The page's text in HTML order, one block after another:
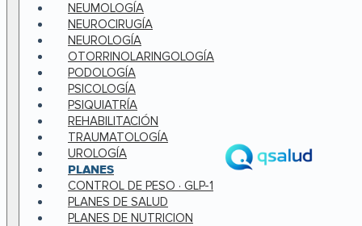
NEUMOLOGÍA
NEUROCIRUGÍA
NEUROLOGÍA
OTORRINOLARINGOLOGÍA
PODOLOGÍA
PSICOLOGÍA
PSIQUIATRÍA
REHABILITACIÓN
TRAUMATOLOGÍA
UROLOGÍA
PLANES
CONTROL DE PESO · GLP-1
PLANES DE SALUD
PLANES DE NUTRICION